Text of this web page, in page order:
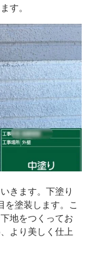
す。
きます。下塗り
を塗装します。こ
地をつくってお
より美しく仕上